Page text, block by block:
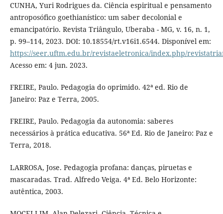
CUNHA, Yuri Rodrigues da. Ciência espiritual e pensamento
antroposófico goethianístico: um saber decolonial e
emancipatório. Revista Triângulo, Uberaba - MG, v. 16, n. 1,
p. 99–114, 2023. DOI: 10.18554/rt.v16i1.6544. Disponível em:
https://seer.uftm.edu.br/revistaeletronica/index.php/
Acesso em: 4 jun. 2023.
FREIRE, Paulo. Pedagogia do oprimido. 42ª ed. Rio de
Janeiro: Paz e Terra, 2005.
FREIRE, Paulo. Pedagogia da autonomia: saberes
necessários à prática educativa. 56ª Ed. Rio de Janeiro: Paz e
Terra, 2018.
LARROSA, Jose. Pedagogia profana: danças, piruetas e
mascaradas. Trad. Alfredo Veiga. 4ª Ed. Belo Horizonte:
autêntica, 2003.